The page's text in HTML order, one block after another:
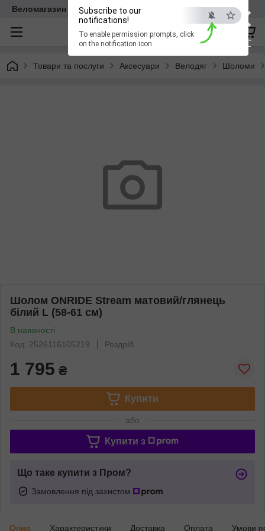
×
ESC
Subscribe to our
notifications!
To enable permission prompts, click
on the notification icon
Веломагазин EasyBike
Товари та послуги Аксесуари Велодяг Шоломи
Шолом ONRIDE Stream матовий/глянець
білий L (58-61 см)
В наявності
Код: 2526116105219
Роздріб
1 795 ₴
Купити
або
Купити з
Що таке купити з Пром?
Замовлення під захистом
Опис Характеристики Доставка Оплата Умови